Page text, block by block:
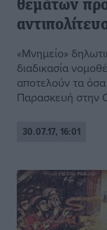
θεμάτων
«Μνημείο»
διαδικασία
αποτελούν τα
Παρασκευή στην
30.07.17, 16:01